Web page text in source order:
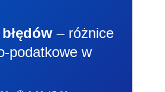
– różnice
podatkowe w